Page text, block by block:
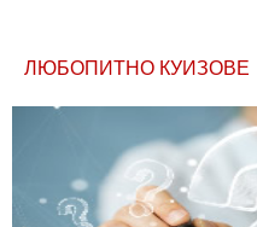
ЛЮБОПИТНО КУИЗОВЕ